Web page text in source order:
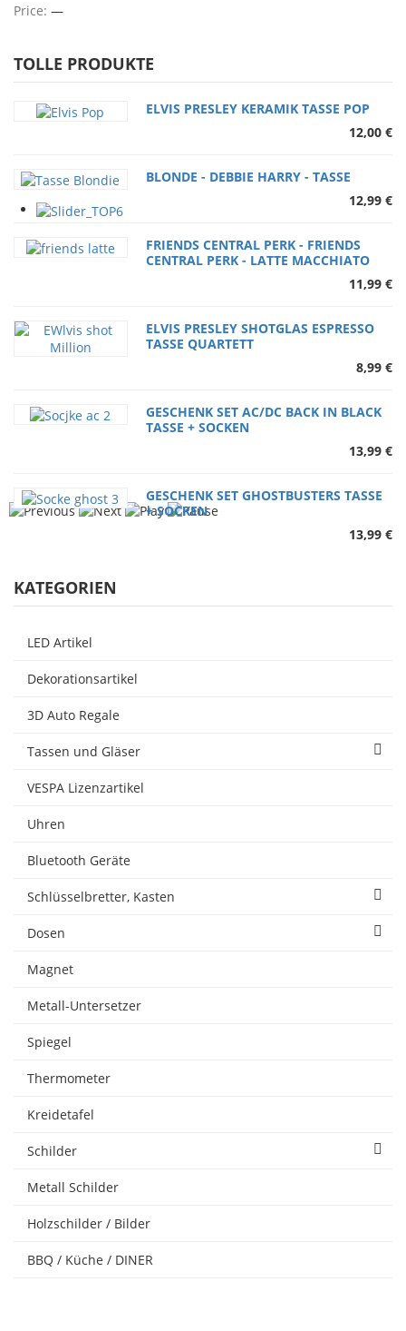
Price: —
TOLLE PRODUKTE
ELVIS PRESLEY KERAMIK TASSE POP
12,00 €
BLONDE - DEBBIE HARRY - TASSE
12,99 €
FRIENDS CENTRAL PERK - FRIENDS
CENTRAL PERK - LATTE MACCHIATO
11,99 €
ELVIS PRESLEY SHOTGLAS ESPRESSO
TASSE QUARTETT
8,99 €
GESCHENK SET AC/DC BACK IN BLACK
TASSE + SOCKEN
13,99 €
GESCHENK SET GHOSTBUSTERS TASSE
+ SOCKEN
13,99 €
KATEGORIEN
LED Artikel
Dekorationsartikel
3D Auto Regale
Tassen und Gläser
VESPA Lizenzartikel
Uhren
Bluetooth Geräte
Schlüsselbretter, Kasten
Dosen
Magnet
Metall-Untersetzer
Spiegel
Thermometer
Kreidetafel
Schilder
Metall Schilder
Holzschilder / Bilder
BBQ / Küche / DINER